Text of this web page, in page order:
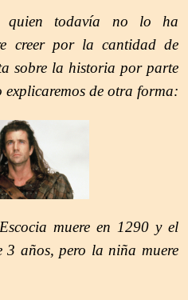
quien todavía no lo ha
creer por la cantidad de
sobre la historia por parte
explicaremos de otra forma:
muere en 1290 y el
3 años, pero la niña muere